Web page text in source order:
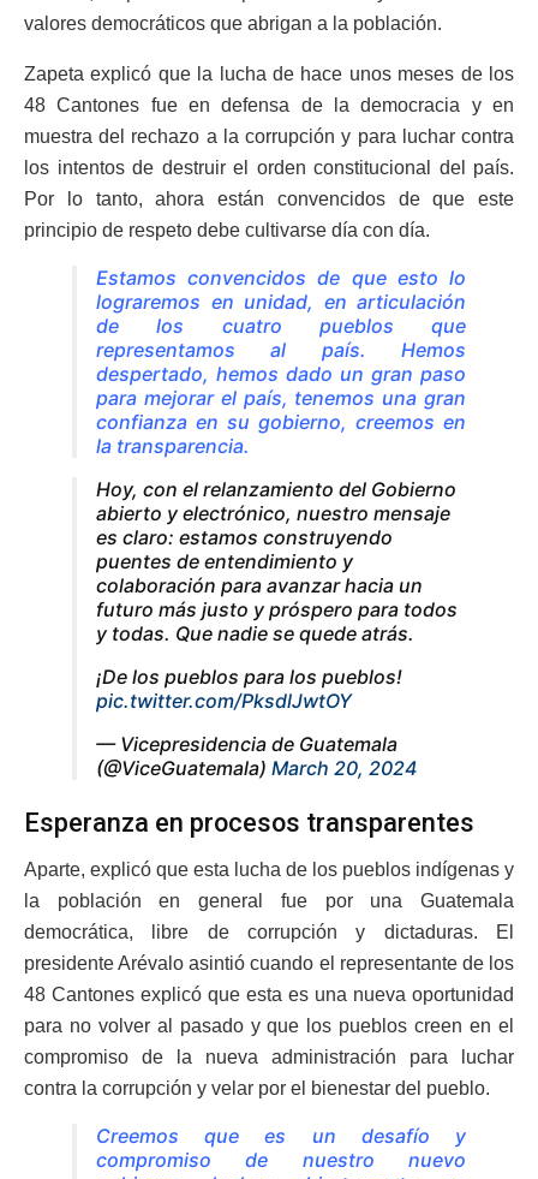
valores democráticos que abrigan a la población.
Zapeta explicó que la lucha de hace unos meses de los
48 Cantones fue en defensa de la democracia y en
muestra del rechazo a la corrupción y para luchar contra
los intentos de destruir el orden constitucional del país.
Por lo tanto, ahora están convencidos de que este
principio de respeto debe cultivarse día con día.
Estamos convencidos de que esto lo
lograremos en unidad, en articulación
de los cuatro pueblos que
representamos al país. Hemos
despertado, hemos dado un gran paso
para mejorar el país, tenemos una gran
confianza en su gobierno, creemos en
la transparencia.
Hoy, con el relanzamiento del Gobierno
abierto y electrónico, nuestro mensaje
es claro: estamos construyendo
puentes de entendimiento y
colaboración para avanzar hacia un
futuro más justo y próspero para todos
y todas. Que nadie se quede atrás.
¡De los pueblos para los pueblos!
pic.twitter.com/PksdlJwtOY
— Vicepresidencia de Guatemala
(@ViceGuatemala) March 20, 2024
Esperanza en procesos transparentes
Aparte, explicó que esta lucha de los pueblos indígenas y
la población en general fue por una Guatemala
democrática, libre de corrupción y dictaduras. El
presidente Arévalo asintió cuando el representante de los
48 Cantones explicó que esta es una nueva oportunidad
para no volver al pasado y que los pueblos creen en el
compromiso de la nueva administración para luchar
contra la corrupción y velar por el bienestar del pueblo.
Creemos que es un desafío y
compromiso de nuestro nuevo